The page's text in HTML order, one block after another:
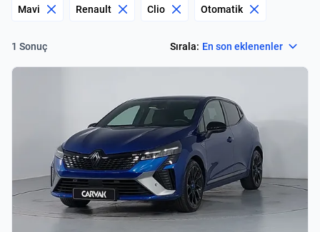
Mavi Renault Clio Otomatik
1 Sonuç Sırala: En son eklenenler